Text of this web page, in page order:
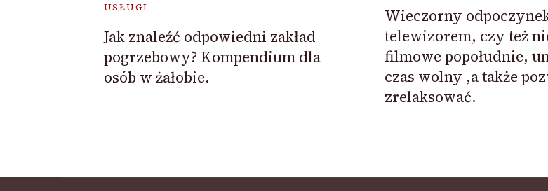
USŁUGI
Jak znaleźć odpowiedni zakład
pogrzebowy? Kompendium dla
osób w żałobie.
Wieczorny
telewizorem, czy też
filmowe popołudnie,
czas wolny ,a także
zrelaksować.